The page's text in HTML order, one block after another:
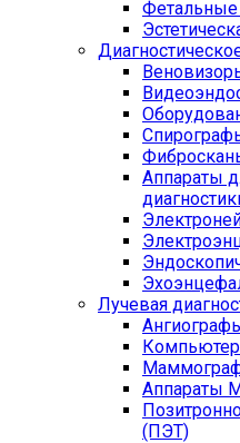
Аппараты
Лучевая
Аппараты
(ПЭТ)